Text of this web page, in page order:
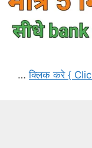
…क्लिक करे {